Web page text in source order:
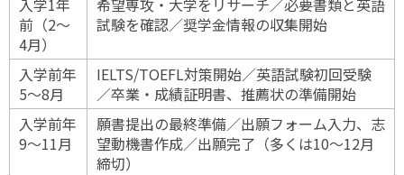
入学1年
前（2〜
4月）
希望専攻・大学をリサーチ／必要書類と英語
試験を確認／奨学金情報の収集開始
入学前年
5〜8月
IELTS/TOEFL対策開始／英語試験初回受験
／卒業・成績証明書、推薦状の準備開始
入学前年
9〜11月
願書提出の最終準備／出願フォーム入力、志
望動機書作成／出願完了（多くは10〜12月
締切）